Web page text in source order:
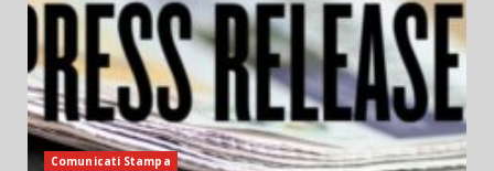
Comunicati Stampa